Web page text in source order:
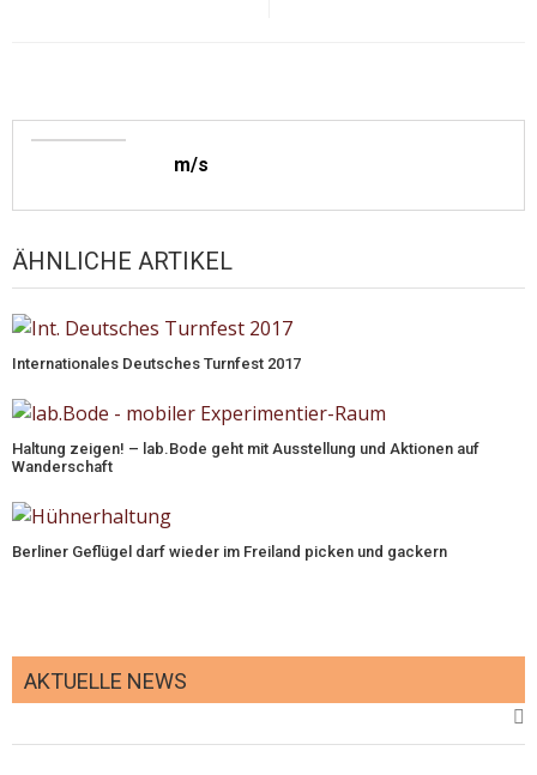
m/s
ÄHNLICHE ARTIKEL
Internationales Deutsches Turnfest 2017
Haltung zeigen! – lab.Bode geht mit Ausstellung und Aktionen auf
Wanderschaft
Berliner Geflügel darf wieder im Freiland picken und gackern
AKTUELLE NEWS